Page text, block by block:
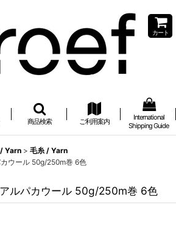
カート
商品検索 ご利用案内
International
Shipping Guide
Yarn > 毛糸 / Yarn
ウール 50g/250m巻 6色
ルパカウール 50g/250m巻 6色